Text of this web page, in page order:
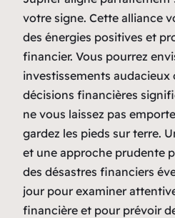
votre signe. Cette alliance
des énergies positives et
financier. Vous pourrez
investissements audacieux
décisions financières
ne vous laissez pas
gardez les pieds sur terre.
et une approche prudente
des désastres financiers
jour pour examiner
financière et pour prévoir